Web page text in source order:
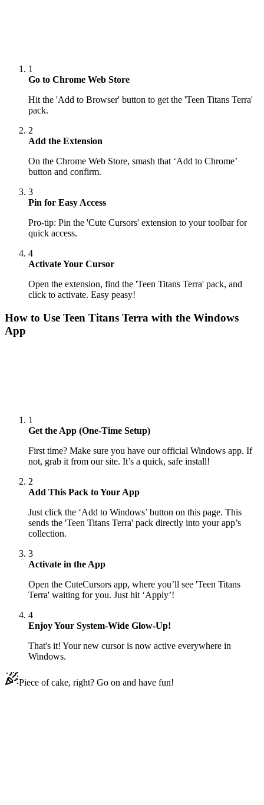
1
Go to Chrome Web Store
Hit the 'Add to Browser' button to get the 'Teen Titans Terra'
pack.
2
Add the Extension
On the Chrome Web Store, smash that ‘Add to Chrome’
button and confirm.
3
Pin for Easy Access
Pro-tip: Pin the 'Cute Cursors' extension to your toolbar for
quick access.
4
Activate Your Cursor
Open the extension, find the 'Teen Titans Terra' pack, and
click to activate. Easy peasy!
How to Use Teen Titans Terra with the Windows
App
1
Get the App (One-Time Setup)
First time? Make sure you have our official Windows app. If
not, grab it from our site. It’s a quick, safe install!
2
Add This Pack to Your App
Just click the ‘Add to Windows’ button on this page. This
sends the 'Teen Titans Terra' pack directly into your app’s
collection.
3
Activate in the App
Open the CuteCursors app, where you’ll see 'Teen Titans
Terra' waiting for you. Just hit ‘Apply’!
4
Enjoy Your System-Wide Glow-Up!
That's it! Your new cursor is now active everywhere in
Windows.
Piece of cake, right? Go on and have fun!